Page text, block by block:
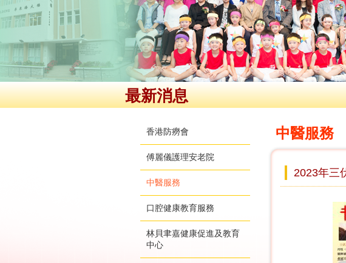
最新消息
香港防癆會
傅麗儀護理安老院
中醫服務
口腔健康教育服務
林貝聿嘉健康促進及教育
中心
中醫服務
2023年三